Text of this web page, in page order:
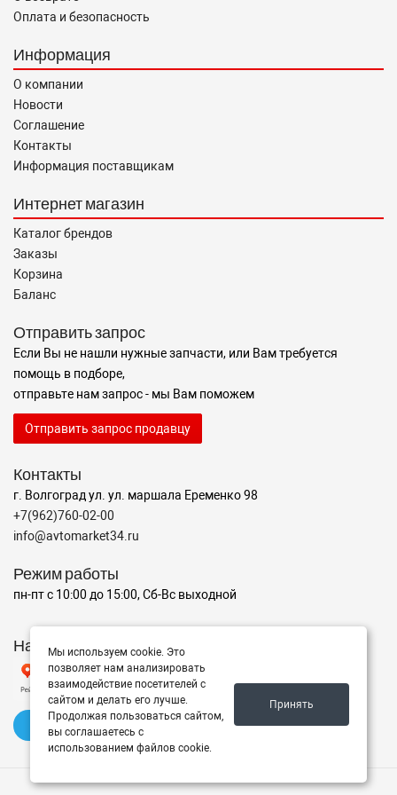
Оплата и безопасность
Информация
О компании
Новости
Соглашение
Контакты
Информация поставщикам
Интернет магазин
Каталог брендов
Заказы
Корзина
Баланс
Отправить запрос
Если Вы не нашли нужные запчасти, или Вам требуется
помощь в подборе,
отправьте нам запрос - мы Вам поможем
Отправить запрос продавцу
Контакты
г. Волгоград ул. ул. маршала Еременко 98
+7(962)760-02-00
info@avtomarket34.ru
Режим работы
пн-пт с 10:00 до 15:00, Сб-Вс выходной
Наш рейтинг на Яндексе
✍️ Оставить отзыв
Мы используем cookie. Это
позволяет нам анализировать
взаимодействие посетителей с
сайтом и делать его лучше.
Продолжая пользоваться сайтом,
вы соглашаетесь с
использованием файлов cookie.
Принять